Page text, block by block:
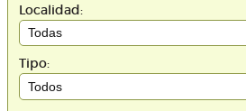
Localidad:
Tipo: